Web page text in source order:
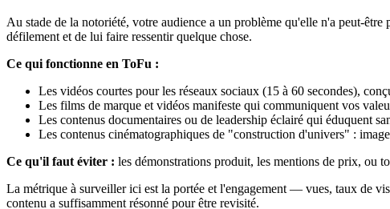
Au stade de la notoriété, votre audience a un problème qu'elle n'a peut-
défilement et de lui faire ressentir quelque chose.
Ce qui fonctionne en ToFu :
Les vidéos courtes pour les réseaux sociaux (15 à 60 secondes),
Les films de marque et vidéos manifeste qui communiquent vos
Les contenus documentaires ou de leadership éclairé qui éduquent
Les contenus cinématographiques de "construction d'univers" :
Ce qu'il faut éviter : les démonstrations produit, les mentions de prix, ou
La métrique à surveiller ici est la portée et l'engagement — vues, taux de
contenu a suffisamment résonné pour être revisité.